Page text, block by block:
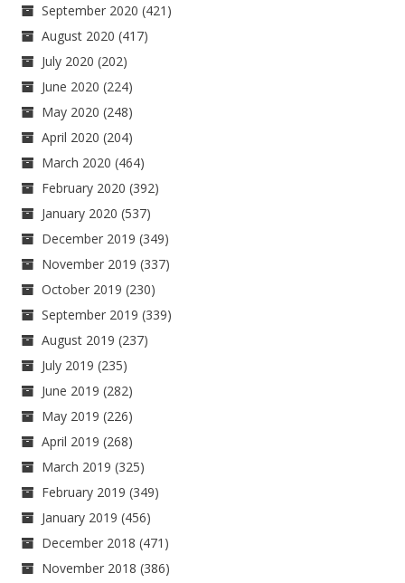
September 2020 (421)
August 2020 (417)
July 2020 (202)
June 2020 (224)
May 2020 (248)
April 2020 (204)
March 2020 (464)
February 2020 (392)
January 2020 (537)
December 2019 (349)
November 2019 (337)
October 2019 (230)
September 2019 (339)
August 2019 (237)
July 2019 (235)
June 2019 (282)
May 2019 (226)
April 2019 (268)
March 2019 (325)
February 2019 (349)
January 2019 (456)
December 2018 (471)
November 2018 (386)